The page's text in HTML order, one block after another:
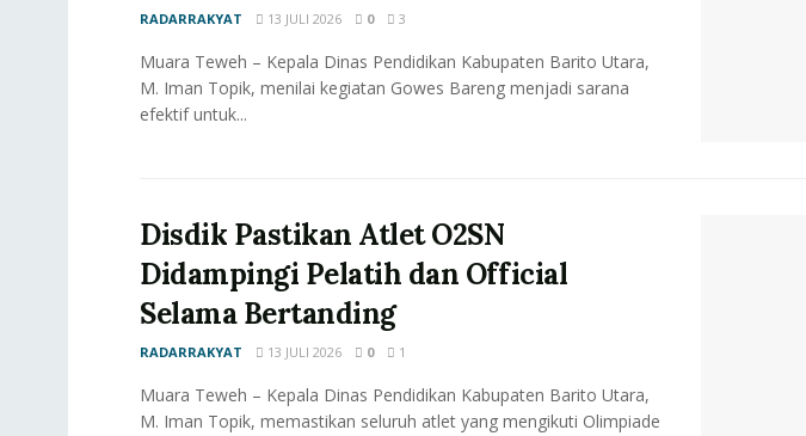
RADARRAKYAT 13 JULI 2026 0 3
Muara Teweh – Kepala Dinas Pendidikan Kabupaten Barito Utara,
M. Iman Topik, menilai kegiatan Gowes Bareng menjadi sarana
efektif untuk...
Disdik Pastikan Atlet O2SN
Didampingi Pelatih dan Official
Selama Bertanding
RADARRAKYAT 13 JULI 2026 0 1
Muara Teweh – Kepala Dinas Pendidikan Kabupaten Barito Utara,
M. Iman Topik, memastikan seluruh atlet yang mengikuti Olimpiade